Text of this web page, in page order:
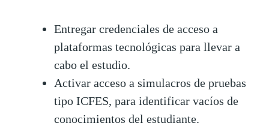
Entregar credenciales de acceso a
plataformas tecnológicas para llevar a
cabo el estudio.
Activar acceso a simulacros de pruebas
tipo ICFES, para identificar vacíos de
conocimientos del estudiante.